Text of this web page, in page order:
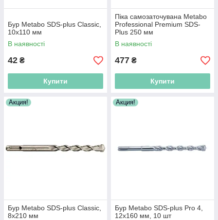
Бур Metabo SDS-plus Classic,
10х110 мм
В наявності
42 ₴
Купити
Піка самозаточувана Metabo
Professional Premium SDS-
Plus 250 мм
В наявності
477 ₴
Купити
Акция!
Бур Metabo SDS-plus Classic,
8х210 мм
Акция!
Бур Metabo SDS-plus Pro 4,
12х160 мм, 10 шт